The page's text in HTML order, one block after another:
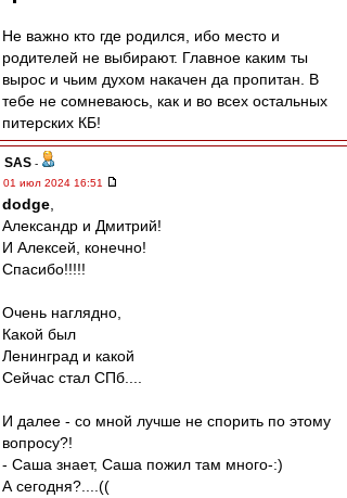
Не важно кто где родился, ибо место и
родителей не выбирают. Главное каким ты
вырос и чьим духом накачен да пропитан. В
тебе не сомневаюсь, как и во всех остальных
питерских КБ!
SAS -
01 июл 2024 16:51
dodge
Александр и Дмитрий!
И Алексей, конечно!
Спасибо!!!!!
Очень наглядно,
Какой был
Ленинград и какой
Сейчас стал СПб....
И далее - со мной лучше не спорить по этому
вопросу?!
- Саша знает, Саша пожил там много-:)
А сегодня?....((